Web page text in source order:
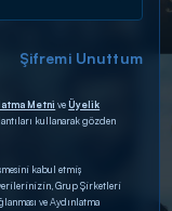
Şifremi Unuttum
Metni veÜyelik
kullanarak gözden
kabul etmiş
verilerinizin, Grup Şirketleri
ve Aydınlatma